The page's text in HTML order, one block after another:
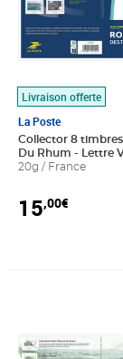
Livraison offerte
La Poste
Collector 8
Du Rhum - Lettre
20g / France
15,00€